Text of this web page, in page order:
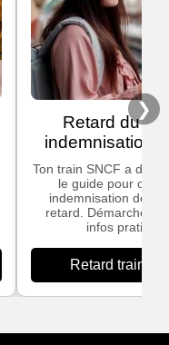
Retard du
indemnisations
Ton train SNCF a du
le guide pour
indemnisation dès
retard. Démarches
infos
Retard train
❯